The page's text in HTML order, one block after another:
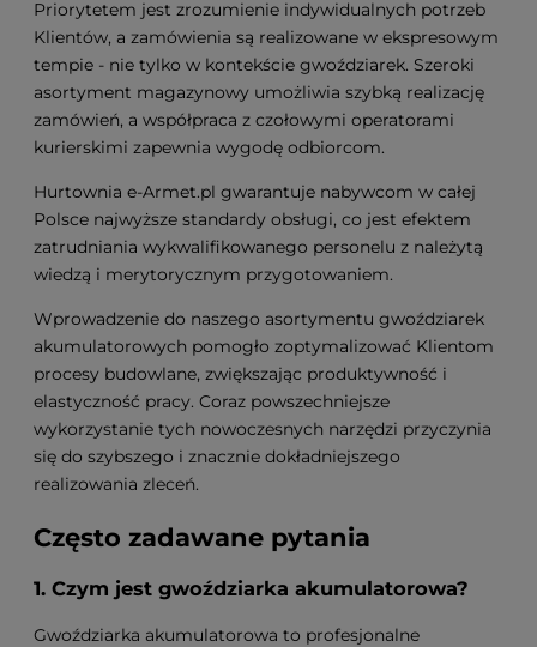
Priorytetem jest zrozumienie indywidualnych potrzeb
Klientów, a zamówienia są realizowane w ekspresowym
tempie - nie tylko w kontekście gwoździarek. Szeroki
asortyment magazynowy umożliwia szybką realizację
zamówień, a współpraca z czołowymi operatorami
kurierskimi zapewnia wygodę odbiorcom.
Hurtownia e-Armet.pl gwarantuje nabywcom w całej
Polsce najwyższe standardy obsługi, co jest efektem
zatrudniania wykwalifikowanego personelu z należytą
wiedzą i merytorycznym przygotowaniem.
Wprowadzenie do naszego asortymentu gwoździarek
akumulatorowych pomogło zoptymalizować Klientom
procesy budowlane, zwiększając produktywność i
elastyczność pracy. Coraz powszechniejsze
wykorzystanie tych nowoczesnych narzędzi przyczynia
się do szybszego i znacznie dokładniejszego
realizowania zleceń.
Często zadawane pytania
1. Czym jest gwoździarka akumulatorowa?
Gwoździarka akumulatorowa to profesjonalne